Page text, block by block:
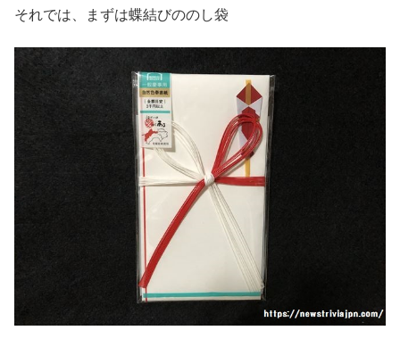
それでは、まずは蝶結びののし袋